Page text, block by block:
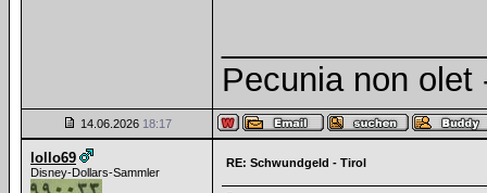
Pecunia non
14.06.2026 18:17
lollo69
Disney-Dollars-Sammler
RE: Schwundgeld - Tirol